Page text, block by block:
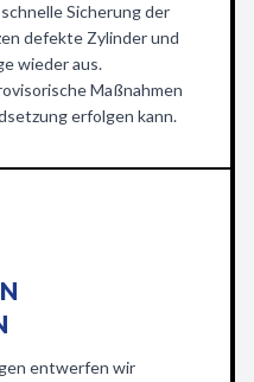
Sicherung der
defekte Zylinder und
wieder aus.
Maßnahmen
erfolgen kann.
entwerfen wir